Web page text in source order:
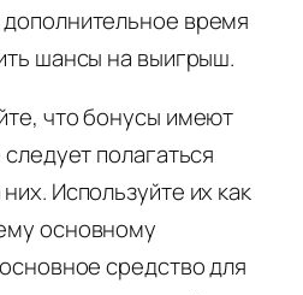
время
шансы на выигрыш.
что бонусы имеют
полагаться
Используйте их как
основному
средство для